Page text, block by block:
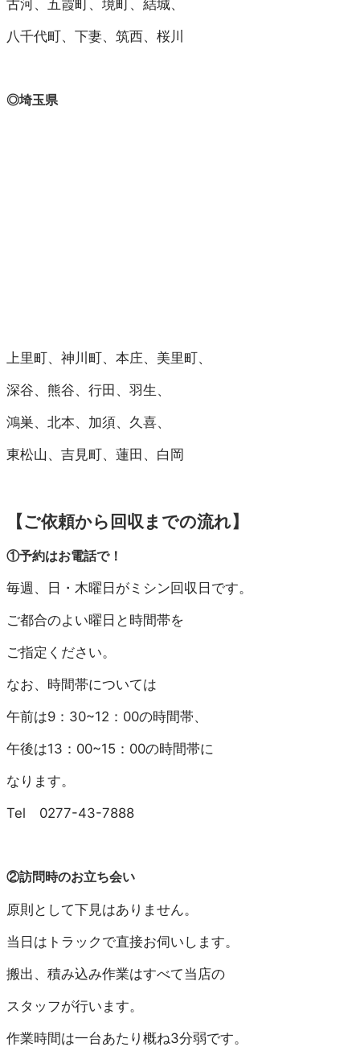
古河、五霞町、境町、結城、
八千代町、下妻、筑西、桜川
◎埼玉県
上里町、神川町、本庄、美里町、
深谷、熊谷、行田、羽生、
鴻巣、北本、加須、久喜、
東松山、吉見町、蓮田、白岡
【ご依頼から回収までの流れ】
①予約はお電話で！
毎週、日・木曜日がミシン回収日です。
ご都合のよい曜日と時間帯を
ご指定ください。
なお、時間帯については
午前は9：30~12：00の時間帯、
午後は13：00~15：00の時間帯に
なります。
Tel 0277-43-7888
②訪問時のお立ち会い
原則として下見はありません。
当日はトラックで直接お伺いします。
搬出、積み込み作業はすべて当店の
スタッフが行います。
作業時間は一台あたり概ね3分弱です。